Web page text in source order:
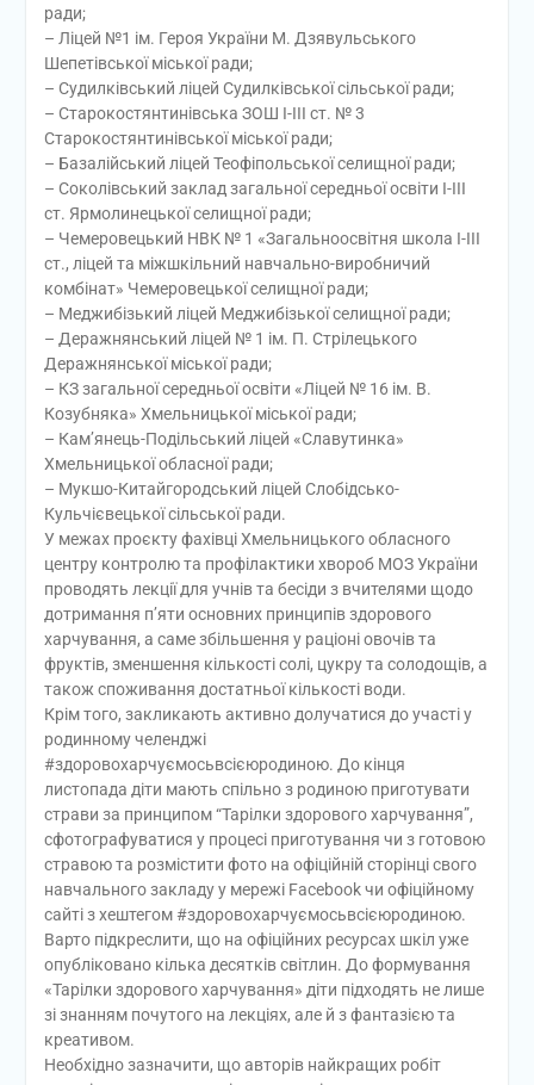
ради;
– Ліцей №1 ім. Героя України М. Дзявульського
Шепетівської міської ради;
– Судилківський ліцей Судилківської сільської ради;
– Старокостянтинівська ЗОШ І-ІІІ ст. № 3
Старокостянтинівської міської ради;
– Базалійський ліцей Теофіпольської селищної ради;
– Соколівський заклад загальної середньої освіти І-ІІІ
ст. Ярмолинецької селищної ради;
– Чемеровецький НВК № 1 «Загальноосвітня школа І-ІІІ
ст., ліцей та міжшкільний навчально-виробничий
комбінат» Чемеровецької селищної ради;
– Меджибізький ліцей Меджибізької селищної ради;
– Деражнянський ліцей № 1 ім. П. Стрілецького
Деражнянської міської ради;
– КЗ загальної середньої освіти «Ліцей № 16 ім. В.
Козубняка» Хмельницької міської ради;
– Кам’янець-Подільський ліцей «Славутинка»
Хмельницької обласної ради;
– Мукшо-Китайгородський ліцей Слобідсько-
Кульчієвецької сільської ради.
У межах проєкту фахівці Хмельницького обласного
центру контролю та профілактики хвороб МОЗ України
проводять лекції для учнів та бесіди з вчителями щодо
дотримання п’яти основних принципів здорового
харчування, а саме збільшення у раціоні овочів та
фруктів, зменшення кількості солі, цукру та солодощів, а
також споживання достатньої кількості води.
Крім того, закликають активно долучатися до участі у
родинному челенджі
#здоровохарчуємосьвсієюродиною. До кінця
листопада діти мають спільно з родиною приготувати
страви за принципом “Тарілки здорового харчування”,
сфотографуватися у процесі приготування чи з готовою
стравою та розмістити фото на офіційній сторінці свого
навчального закладу у мережі Facebook чи офіційному
сайті з хештегом #здоровохарчуємосьвсієюродиною.
Варто підкреслити, що на офіційних ресурсах шкіл уже
опубліковано кілька десятків світлин. До формування
«Тарілки здорового харчування» діти підходять не лише
зі знанням почутого на лекціях, але й з фантазією та
креативом.
Необхідно зазначити, що авторів найкращих робіт